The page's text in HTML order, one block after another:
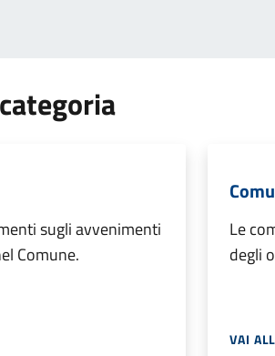
sugli avvenimenti
Comune.
Le
degli
VAI